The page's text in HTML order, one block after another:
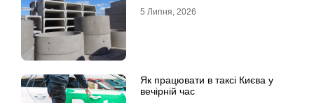
5 Липня, 2026
Як працювати в таксі Києва у
вечірній час